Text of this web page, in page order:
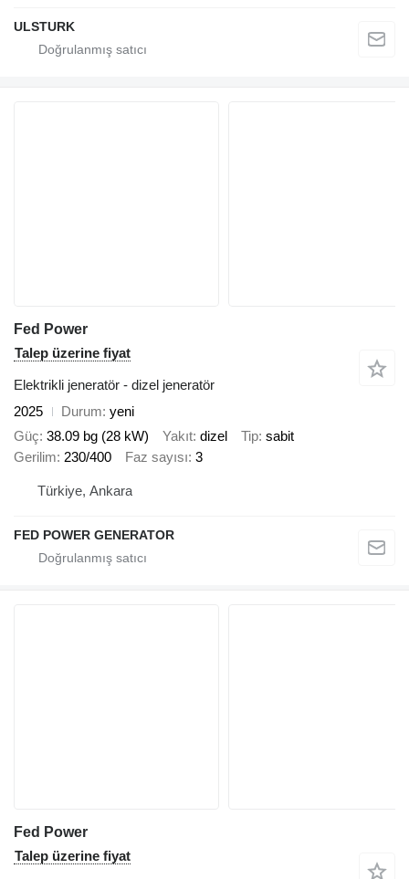
ULSTURK
Fed Power
Talep üzerine fiyat
Elektrikli jeneratör - dizel jeneratör
2025
Durum yeni
Güç 38.09 bg (28 kW) Yakıt dizel Tip sabit
Gerilim 230/400 Faz sayısı 3
Türkiye, Ankara
FED POWER GENERATOR
Fed Power
Talep üzerine fiyat